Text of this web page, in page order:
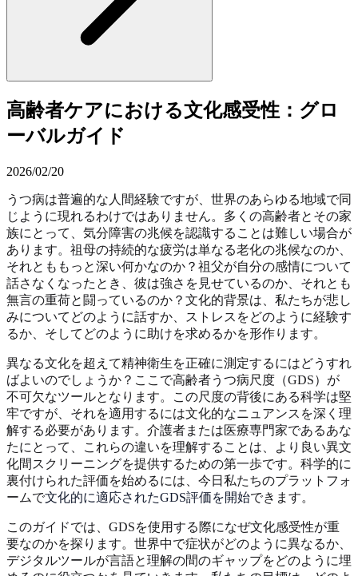
高齢者ケアにおける文化感受性：グロ
ーバルガイド
2026/02/20
うつ病は普遍的な人間経験ですが、世界のあらゆる地域で同
じように現れるわけではありません。多くの高齢者とその家
族にとって、気分障害の兆候を認識することは難しい場合が
あります。祖母の持続的な疲労は単なる老化の兆候なのか、
それとももっと深い何かなのか？祖父が自分の感情について
話さなくなったとき、彼は強さを見せているのか、それとも
無言の重荷と闘っているのか？文化的背景は、私たちが悲し
みについてどのように話すか、ストレスをどのように経験す
るか、そしてどのように助けを求めるかを形作ります。
異なる文化を超えて精神衛生を正確に測定するにはどうすれ
ばよいのでしょうか？ここで高齢者うつ病尺度（GDS）が
不可欠なツールとなります。この尺度の背後にある科学は堅
牢ですが、それを適用するには文化的なニュアンスを深く理
解する必要があります。介護者または医療専門家であるあな
たにとって、これらの違いを理解することは、より良い異文
化間スクリーニングを提供するための第一歩です。科学的に
裏付けられた評価を始めるには、今日私たちのプラットフォ
ームで文化的に適応されたGDS評価を開始できます。
このガイドでは、GDSを使用する際になぜ文化感受性が重
要なのかを探ります。世界中で症状がどのように異なるか、
デジタルツールが言語と理解の間のギャップをどのように埋